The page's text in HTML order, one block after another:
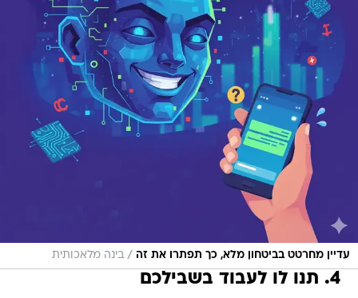
עדיין מחרטט בביטחון מלא, כך תפתרו את זה / בינה מלאכותית
4. תנו לו לעבוד בשבילכם